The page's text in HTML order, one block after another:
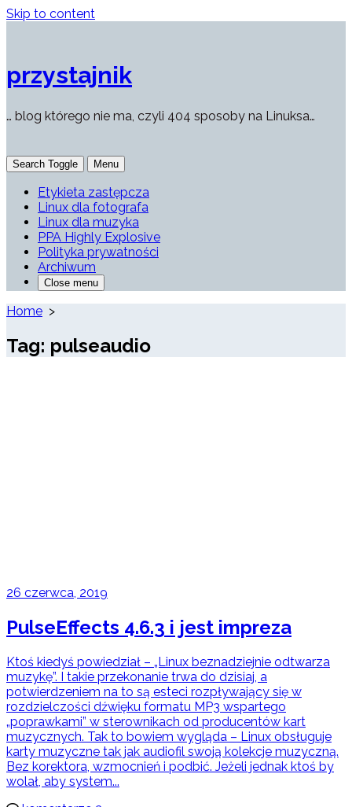
Skip to content
przystajnik
… blog którego nie ma, czyli 404 sposoby na Linuksa…
Search Toggle Menu
Etykieta zastępcza
Linux dla fotografa
Linux dla muzyka
PPA Highly Explosive
Polityka prywatności
Archiwum
Close menu
Home >
Tag: pulseaudio
26 czerwca, 2019
PulseEffects 4.6.3 i jest impreza
Ktoś kiedyś powiedział – „Linux beznadziejnie odtwarza
muzykę”. I takie przekonanie trwa do dzisiaj, a
potwierdzeniem na to są esteci rozpływający się w
rozdzielczości dźwięku formatu MP3 wspartego
„poprawkami” w sterownikach od producentów kart
muzycznych. Tak to bowiem wygląda – Linux obsługuje
karty muzyczne tak jak audiofil swoją kolekcje muzyczną.
Bez korektora, wzmocnień i podbić. Jeżeli jednak ktoś by
wolał, aby system...